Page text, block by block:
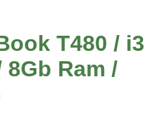
T480 / i3
8Gb Ram /